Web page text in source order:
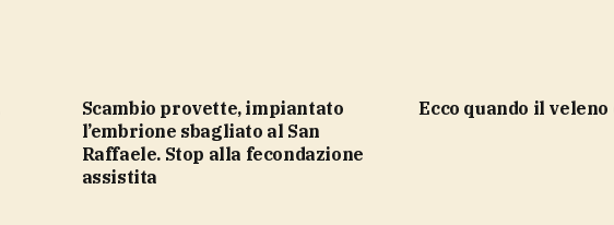
Scambio provette, impiantato
l’embrione sbagliato al San
Raffaele. Stop alla fecondazione
assistita
ecco quando il